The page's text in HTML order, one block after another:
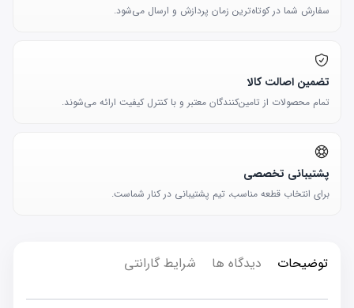
سفارش شما در کوتاه‌ترین زمان پردازش و ارسال می‌شود.
تضمین اصالت کالا
تمام محصولات از تامین‌کنندگان معتبر و با کنترل کیفیت ارائه می‌شوند.
پشتیبانی تخصصی
برای انتخاب قطعه مناسب، تیم پشتیبانی در کنار شماست.
توضیحات دیدگاه ها شرایط گارانتی